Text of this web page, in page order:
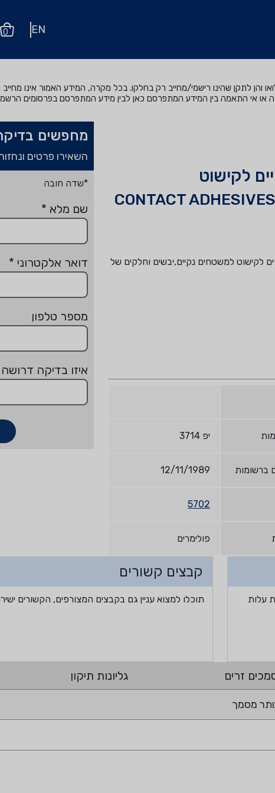
EN
0
לתקן שהינו רישמי/מחייב רק בחלקו. בכל מקרה, המידע האמור אינו מחייב
אי התאמה בין המידע המתפרסם כאן לבין מידע המתפרסם בפרסומים
לקישוט
CONTACT
לקישוט למשטחים נקיים,יבשים וחלקים של
יפ 3714
ברשומות 12/11/1989
5702
פולימרים
מחפשים
השאירו פרטים
*שדה חובה
שם מלא *
דואר אלקטרוני *
מספר טלפון
איזו בדיקה
עלות
קבצים קשורים
תוכלו למצוא עניין גם בקבצים המצורפים, הקשורים
זרים גליונות תיקון
מסמך